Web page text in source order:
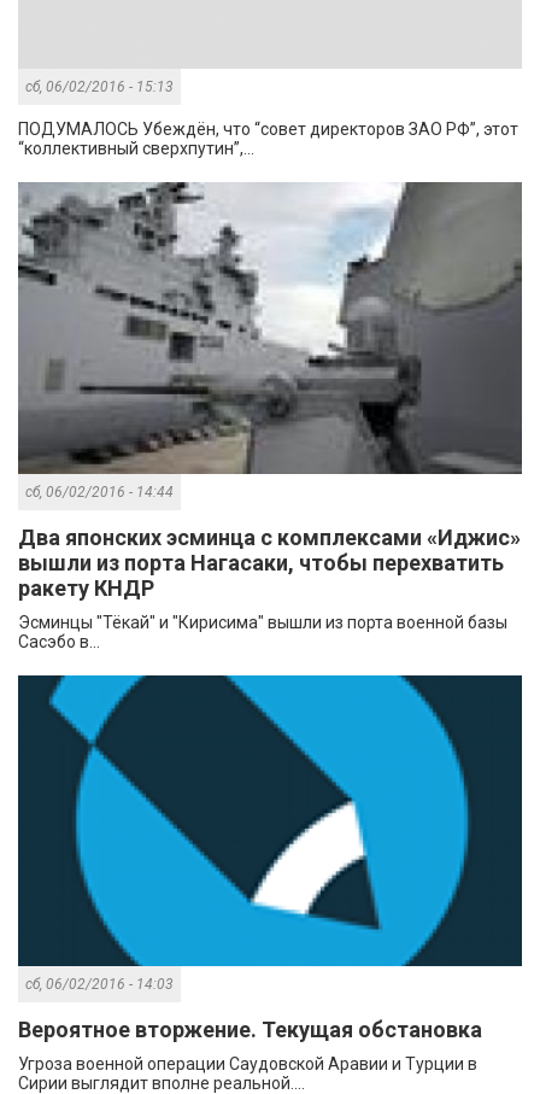
сб, 06/02/2016 - 15:13
ПОДУМАЛОСЬ Убеждён, что “совет директоров ЗАО РФ”, этот
“коллективный сверхпутин”,...
сб, 06/02/2016 - 14:44
Два японских эсминца с комплексами «Иджис»
вышли из порта Нагасаки, чтобы перехватить
ракету КНДР
Эсминцы "Тёкай" и "Кирисима" вышли из порта военной базы
Сасэбо в...
сб, 06/02/2016 - 14:03
Вероятное вторжение. Текущая обстановка
Угроза военной операции Саудовской Аравии и Турции в
Сирии выглядит вполне реальной....